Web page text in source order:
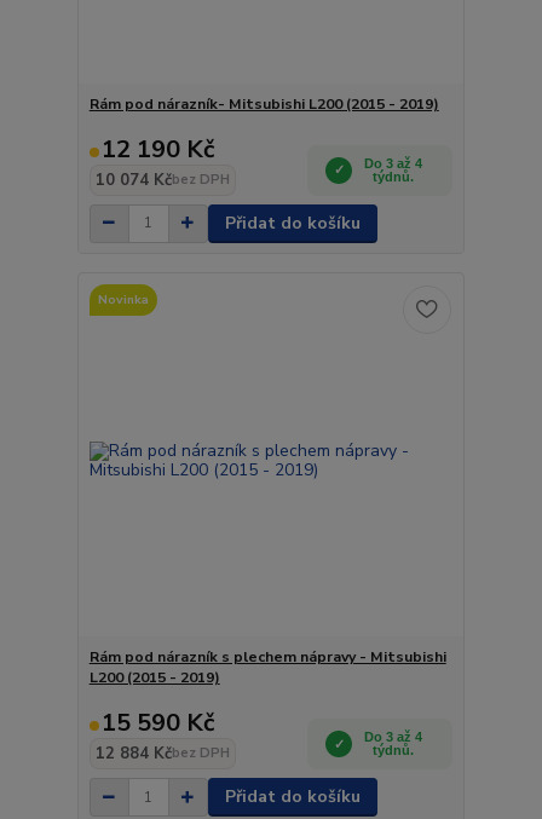
Rám pod nárazník- Mitsubishi L200 (2015 - 2019)
12 190 Kč
10 074 Kčbez DPH
Do 3 až 4
týdnů.
Přidat do košíku
Novinka
Rám pod nárazník s plechem nápravy - Mitsubishi
L200 (2015 - 2019)
15 590 Kč
12 884 Kčbez DPH
Do 3 až 4
týdnů.
Přidat do košíku